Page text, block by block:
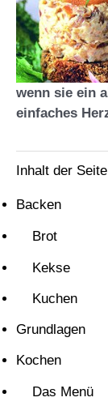
wenn sie ein
einfaches
Inhalt der Seite
Backen
Brot
Kekse
Kuchen
Grundlagen
Kochen
Das Menü